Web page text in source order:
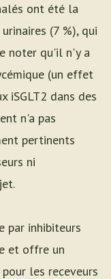
ont été la
(7 %), qui
noter qu'il n'y a
(un effet
iSGLT2 dans des
n'a pas
pertinents
ni
par inhibiteurs
et offre un
les receveurs